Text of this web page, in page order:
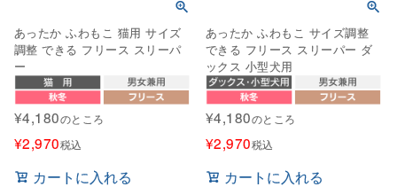
あったか ふわもこ 猫用 サイズ
調整 できる フリース スリーパ
ー
¥4,180のところ
¥2,970税込
カートに入れる
あったか ふわもこ サイズ調整
できる フリース スリーパー ダ
ックス 小型犬用
¥4,180のところ
¥2,970税込
カートに入れる